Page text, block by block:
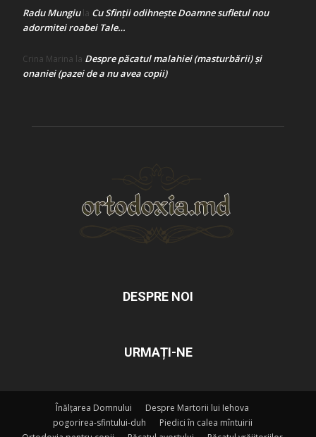
Radu Mungiula Cu Sfinții odihnește Doamne sufletul nou
adormitei roabei Tale…
Crina Marina la Despre păcatul malahiei (masturbării) şi
onaniei (pazei de a nu avea copii)
DESPRE NOI
URMAȚI-NE
Înălțarea Domnului
Despre Martorii lui Iehova
pogorirea-sfintului-duh
Piedici în calea mîntuirii